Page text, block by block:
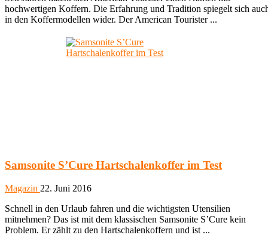
hochwertigen Koffern. Die Erfahrung und Tradition spiegelt sich
in den Koffermodellen wider. Der American Tourister ...
Samsonite S’Cure Hartschalenkoffer im Test
Magazin 22. Juni 2016
Schnell in den Urlaub fahren und die wichtigsten Utensilien
mitnehmen? Das ist mit dem klassischen Samsonite S’Cure kein
Problem. Er zählt zu den Hartschalenkoffern und ist ...